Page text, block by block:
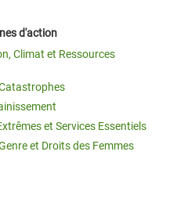
Réfugié·es au
du Sud
Syrie
d'action
Climat et Ressources
et Services Essentiels
et Droits des Femmes